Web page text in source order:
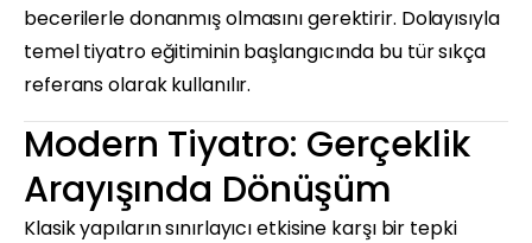
becerilerle donanmış olmasını gerektirir. Dolayısıyla
temel tiyatro eğitiminin başlangıcında bu tür sıkça
referans olarak kullanılır.
Modern Tiyatro: Gerçeklik
Arayışında Dönüşüm
Klasik yapıların sınırlayıcı etkisine karşı bir tepki